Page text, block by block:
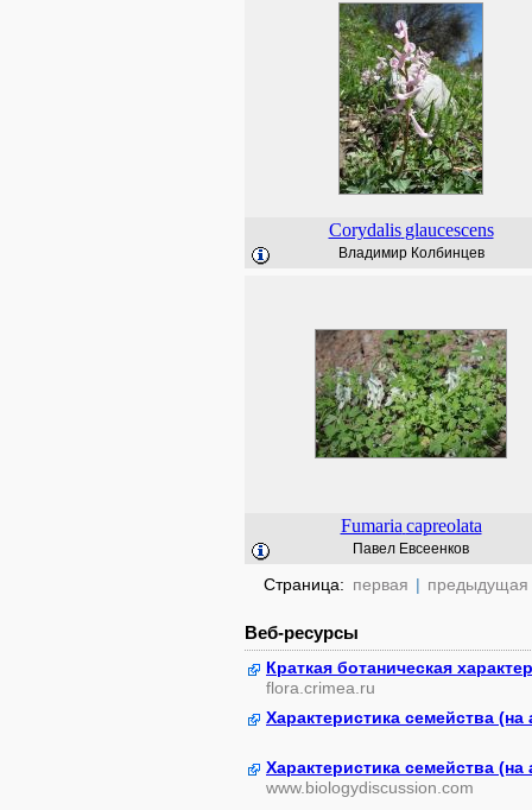
Corydalis glaucescens
Владимир Колбинцев
Fumaria capreolata
Павел Евсеенков
Страница: первая | предыдущая
Веб-ресурсы
Краткая ботаническая
flora.crimea.ru
Характеристика семейства
Характеристика семейства
www.biologydiscussion.com